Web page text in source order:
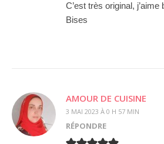
C’est très original, j’aime
Bises
AMOUR DE CUISINE
3 MAI 2023 À 0 H 57 MIN
RÉPONDRE